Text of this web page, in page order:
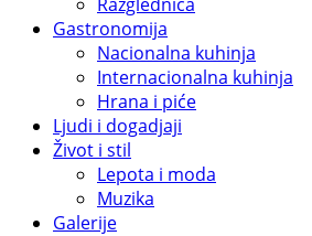
Gastronomija
Nacionalna kuhinja
Internacionalna kuhinja
Hrana i piće
Ljudi i dogadjaji
Život i stil
Lepota i moda
Muzika
Galerije